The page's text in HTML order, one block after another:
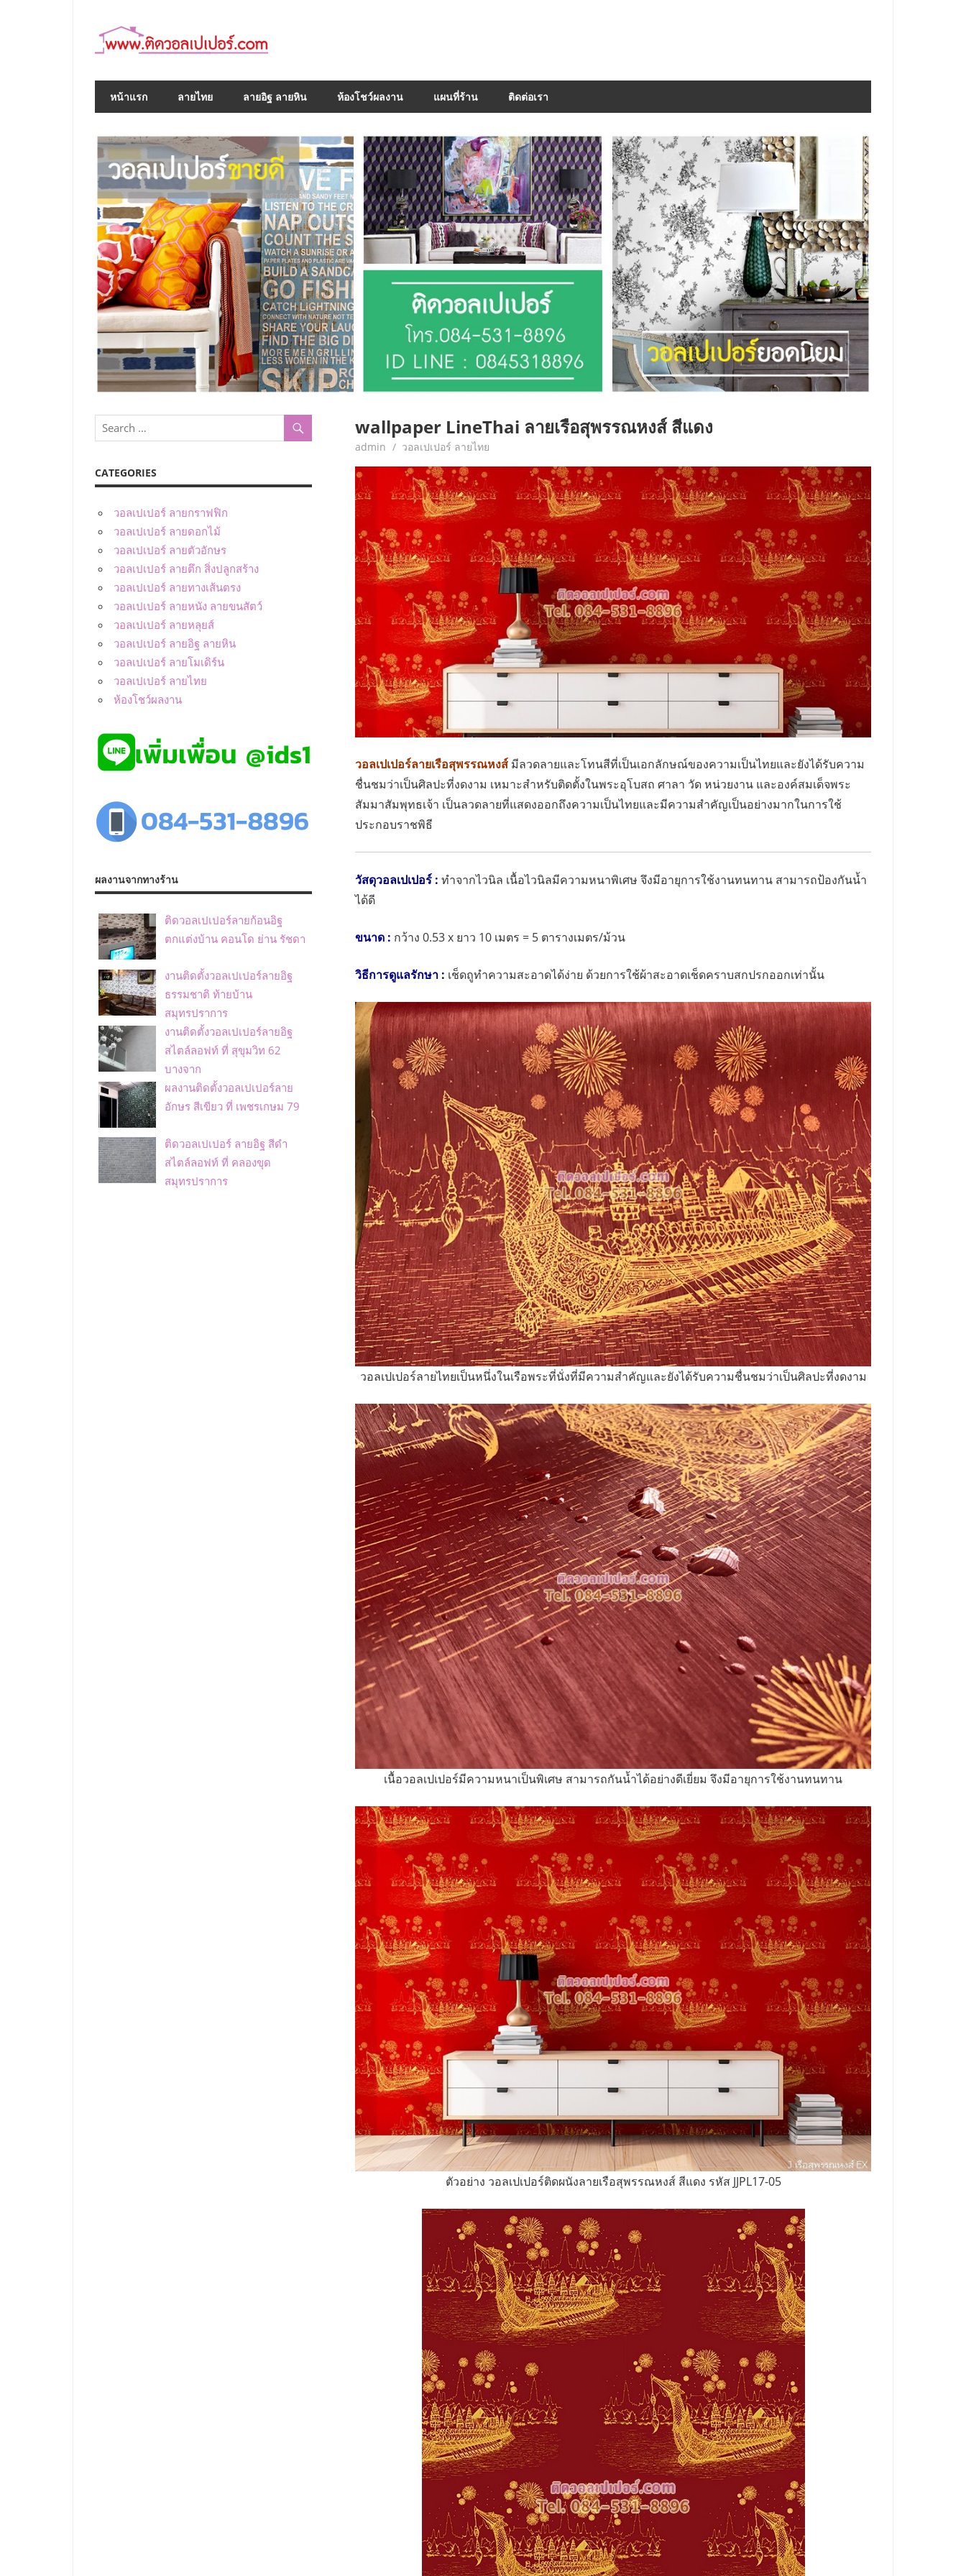
content
หน้าแรก ลายไทย ลายอิฐ ลายหิน ห้องโชว์ผลงาน แผนที่ร้าน ติดต่อเรา
wallpaper LineThai ลายเรือสุพรรณหงส์ สีแดง
May 18, 2017
admin วอลเปเปอร์ ลายไทย
วอลเปเปอร์ลายเรือสุพรรณหงส์ มีลวดลายและโทนสีที่เป็นเอกลักษณ์ของความเป็นไทยและยังได้รับความ
ชื่นชมว่าเป็นศิลปะที่งดงาม เหมาะสำหรับติดตั้งในพระอุโบสถ ศาลา วัด หน่วยงาน และองค์สมเด็จพระ
สัมมาสัมพุทธเจ้า เป็นลวดลายที่แสดงออกถึงความเป็นไทยและมีความสำคัญเป็นอย่างมากในการใช้
ประกอบราชพิธี
วัสดุวอลเปเปอร์ : ทำจากไวนิล เนื้อไวนิลมีความหนาพิเศษ จึงมีอายุการใช้งานทนทาน สามารถป้องกันน้ำ
ได้ดี
ขนาด : กว้าง 0.53 x ยาว 10 เมตร = 5 ตารางเมตร/ม้วน
วิธีการดูแลรักษา : เช็ดถูทำความสะอาดได้ง่าย ด้วยการใช้ผ้าสะอาดเช็ดคราบสกปรกออกเท่านั้น
วอลเปเปอร์ลายไทยเป็นหนึ่งในเรือพระที่นั่งที่มีความสำคัญและยังได้รับความชื่นชมว่าเป็นศิลปะที่งดงาม
เนื้อวอลเปเปอร์มีความหนาเป็นพิเศษ สามารถกันน้ำได้อย่างดีเยี่ยมจึงมีอายุการใช้งานทนทาน
ตัวอย่าง วอลเปเปอร์ติดผนังลายเรือสุพรรณหงส์ สีแดง รหัส JJPL17-05
CATEGORIES
วอลเปเปอร์ ลายกราฟฟิก
วอลเปเปอร์ ลายดอกไม้
วอลเปเปอร์ ลายตัวอักษร
วอลเปเปอร์ ลายตึก สิ่งปลูกสร้าง
วอลเปเปอร์ ลายทางเส้นตรง
วอลเปเปอร์ ลายหนัง ลายขนสัตว์
วอลเปเปอร์ ลายหลุยส์
วอลเปเปอร์ ลายอิฐ ลายหิน
วอลเปเปอร์ ลายโมเดิร์น
วอลเปเปอร์ ลายไทย
ห้องโชว์ผลงาน
ผลงานจากทางร้าน
ติดวอลเปเปอร์ลายก้อนอิฐ
ตกแต่งบ้าน คอนโด ย่าน รัชดา
งานติดตั้งวอลเปเปอร์ลายอิฐ
ธรรมชาติ ท้ายบ้าน
สมุทรปราการ
งานติดตั้งวอลเปเปอร์ลายอิฐ
สไตล์ลอฟท์ ที่ สุขุมวิท 62
บางจาก
ผลงานติดตั้งวอลเปเปอร์ลาย
อักษร สีเขียว ที่ เพชรเกษม 79
ติดวอลเปเปอร์ ลายอิฐ สีดำ
สไตล์ลอฟท์ ที่ คลองขุด
สมุทรปราการ